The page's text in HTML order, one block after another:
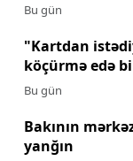
Bu gün
"Kartdan
köçürmə edə
Bu gün
Bakının
yanğın